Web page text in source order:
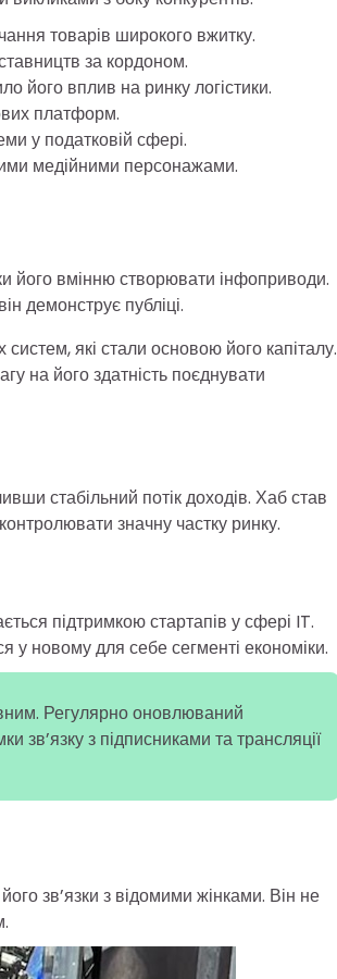
товарів широкого вжитку.
за кордоном.
його вплив на ринку логістики.
платформ.
у податковій сфері.
медійними персонажами.
його вмінню створювати інфоприводи.
демонструє публіці.
які стали основою його капіталу.
на його здатність поєднувати
стабільний потік доходів. Хаб став
значну частку ринку.
підтримкою стартапів у сфері IT.
у новому для себе сегменті економіки.
Регулярно оновлюваний
зв’язку з підписниками та трансляції
зв’язки з відомими жінками. Він не